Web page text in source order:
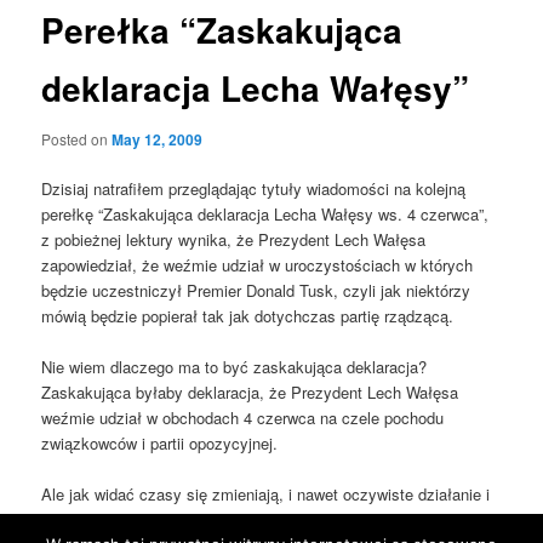
Perełka “Zaskakująca
deklaracja Lecha Wałęsy”
Posted onMay 12, 2009
Dzisiaj natrafiłem przeglądając tytuły wiadomości na kolejną
perełkę “Zaskakująca deklaracja Lecha Wałęsy ws. 4 czerwca”,
z pobieżnej lektury wynika, że Prezydent Lech Wałęsa
zapowiedział, że weźmie udział w uroczystościach w których
będzie uczestniczył Premier Donald Tusk, czyli jak niektórzy
mówią będzie popierał tak jak dotychczas partię rządzącą.
Nie wiem dlaczego ma to być zaskakująca deklaracja?
Zaskakująca byłaby deklaracja, że Prezydent Lech Wałęsa
weźmie udział w obchodach 4 czerwca na czele pochodu
związkowców i partii opozycyjnej.
Ale jak widać czasy się zmieniają, i nawet oczywiste działanie i
deklaracja Lecha Wałęsy, dla niektórych dziennikarzy może być